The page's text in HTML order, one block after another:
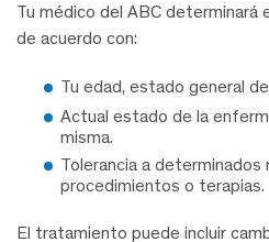
Tu médico del ABC
de acuerdo con:
Tu edad, estado general
Actual estado de la
misma.
Tolerancia a determinados
procedimientos o terapias.
El tratamiento puede incluir